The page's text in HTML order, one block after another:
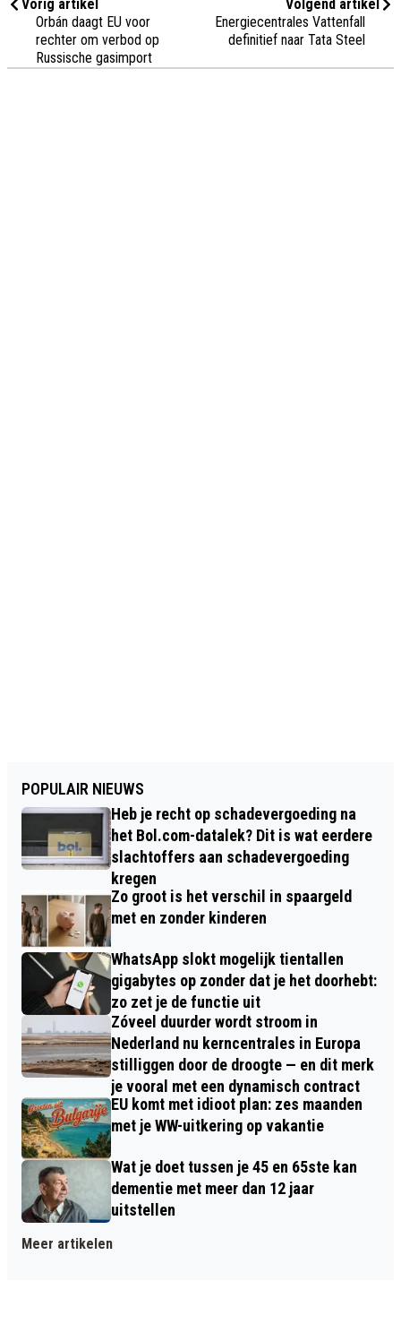
Vorig artikel
Orbán daagt EU voor
rechter om verbod op
Russische gasimport
Volgend artikel
Energiecentrales Vattenfall
definitief naar Tata Steel
POPULAIR NIEUWS
Heb je recht op schadevergoeding na
het Bol.com-datalek? Dit is wat eerdere
slachtoffers aan schadevergoeding
kregen
Zo groot is het verschil in spaargeld
met en zonder kinderen
WhatsApp slokt mogelijk tientallen
gigabytes op zonder dat je het doorhebt:
zo zet je de functie uit
Zóveel duurder wordt stroom in
Nederland nu kerncentrales in Europa
stilliggen door de droogte — en dit merk
je vooral met een dynamisch contract
EU komt met idioot plan: zes maanden
met je WW-uitkering op vakantie
Wat je doet tussen je 45 en 65ste kan
dementie met meer dan 12 jaar
uitstellen
Meer artikelen